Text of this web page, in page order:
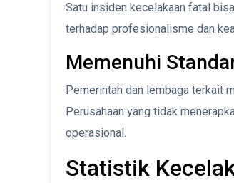
Satu insiden kecelakaan fatal
terhadap profesionalisme dan
Memenuhi
Pemerintah dan lembaga terkait
Perusahaan yang tidak
operasional.
Statistik